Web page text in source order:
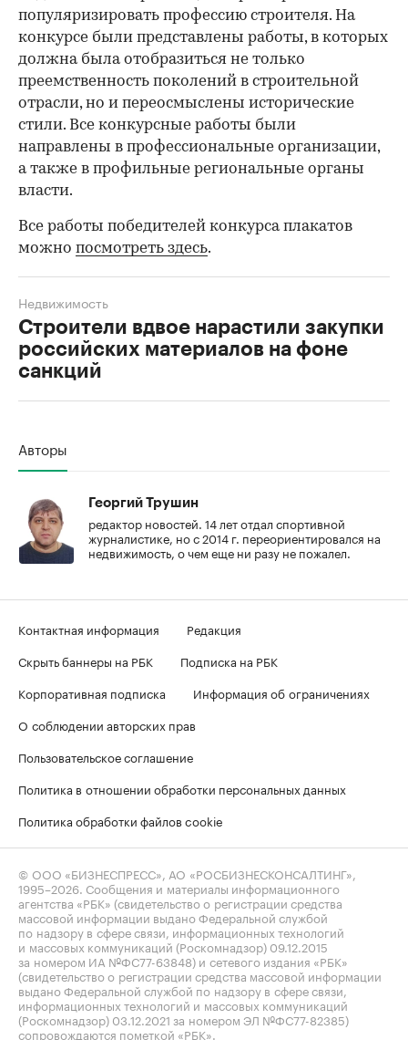
популяризировать профессию строителя. На
конкурсе были представлены работы, в которых
должна была отобразиться не только
преемственность поколений в строительной
отрасли, но и переосмыслены исторические
стили. Все конкурсные работы были
направлены в профессиональные организации,
а также в профильные региональные органы
власти.
00:00 / 00:00
Все работы победителей конкурса плакатов
можно посмотреть здесь.
Строители вдвое нарастили закупки
российских материалов на фоне
санкций
Недвижимость
Авторы
Георгий Трушин
редактор новостей. 14 лет отдал спортивной
журналистике, но с 2014 г. переориентировался на
недвижимость, о чем еще ни разу не пожалел.
Контактная информация
Редакция
Скрыть баннеры на РБК
Подписка на РБК
Корпоративная подписка
Информация об ограничениях
О соблюдении авторских прав
Пользовательское соглашение
Политика в отношении обработки персональных данных
Политика обработки файлов cookie
© ООО «БИЗНЕСПРЕСС», АО «РОСБИЗНЕСКОНСАЛТИНГ»,
1995–2026 . Сообщения и материалы информационного
агентства «РБК» (свидетельство о регистрации средства
массовой информации выдано Федеральной службой
по надзору в сфере связи, информационных технологий
и массовых коммуникаций (Роскомнадзор) 09.12.2015
за номером ИА №ФС77-63848) и сетевого издания «РБК»
(свидетельство о регистрации средства массовой информации
выдано Федеральной службой по надзору в сфере связи,
информационных технологий и массовых коммуникаций
(Роскомнадзор) 03.12.2021 за номером ЭЛ №ФС77-82385)
сопровождаются пометкой «РБК».